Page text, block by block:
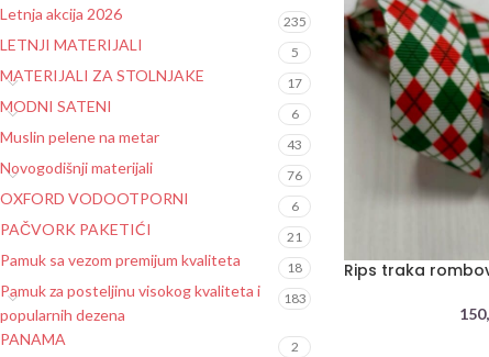
Letnja akcija 2026 235
LETNJI MATERIJALI 5
MATERIJALI ZA STOLNJAKE 17
MODNI SATENI 6
Muslin pelene na metar 43
Novogodišnji materijali 76
OXFORD VODOOTPORNI 6
PAČVORK PAKETIĆI 21
Pamuk sa vezom premijum kvaliteta 18
Pamuk za posteljinu visokog kvaliteta i
popularnih dezena
183
PANAMA 2
Rips traka